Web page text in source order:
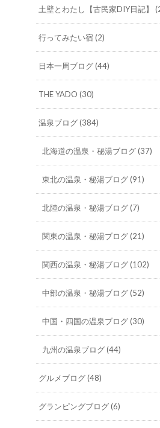
土壁とわたし【古民家DIY日記】
行ってみたい宿(2)
日本一周ブログ(44)
THE YADO (30)
温泉ブログ(384)
北海道の温泉・秘湯ブログ(37)
東北の温泉・秘湯ブログ(91)
北陸の温泉・秘湯ブログ(7)
関東の温泉・秘湯ブログ(21)
関西の温泉・秘湯ブログ(102)
中部の温泉・秘湯ブログ(52)
中国・四国の温泉ブログ(30)
九州の温泉ブログ(44)
グルメブログ(48)
グランピングブログ(6)